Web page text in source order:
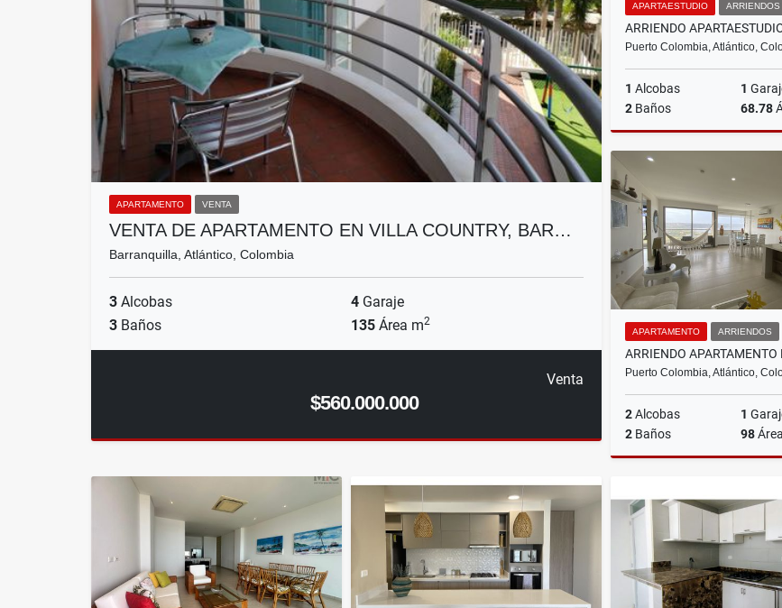
APARTAMENTO VENTA
VENTA DE APARTAMENTO EN VILLA COUNTRY, BAR…
Barranquilla, Atlántico, Colombia
3 Alcobas 4 Garaje
3 Baños 135 Área m2
Venta
$560.000.000
APARTAESTUDIO ARRIENDOS
Puerto Colombia, Atlántico,
1 Alcobas 1
2 Baños 68.78
$2.403.400
APARTAMENTO ARRIENDOS
Puerto Colombia, Atlántico,
2Alcobas 1
2 Baños 98
$3.500.000